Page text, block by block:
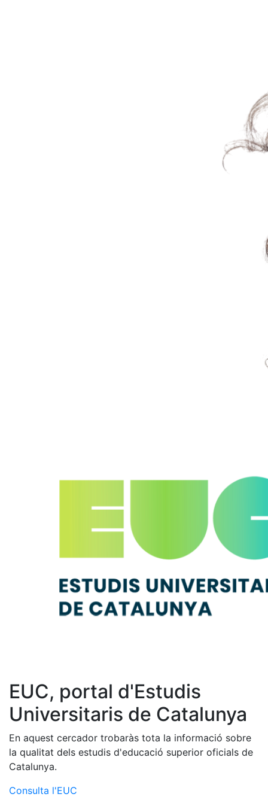
EUC, portal d'Estudis
Universitaris de Catalunya
En aquest cercador trobaràs tota la informació sobre
la qualitat dels estudis d'educació superior oficials de
Catalunya.
Consulta l'EUC